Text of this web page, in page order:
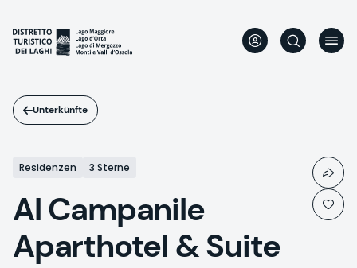
Inhalt
Unterkünfte
Residenzen 3 Sterne
Al Campanile
Aparthotel & Suite